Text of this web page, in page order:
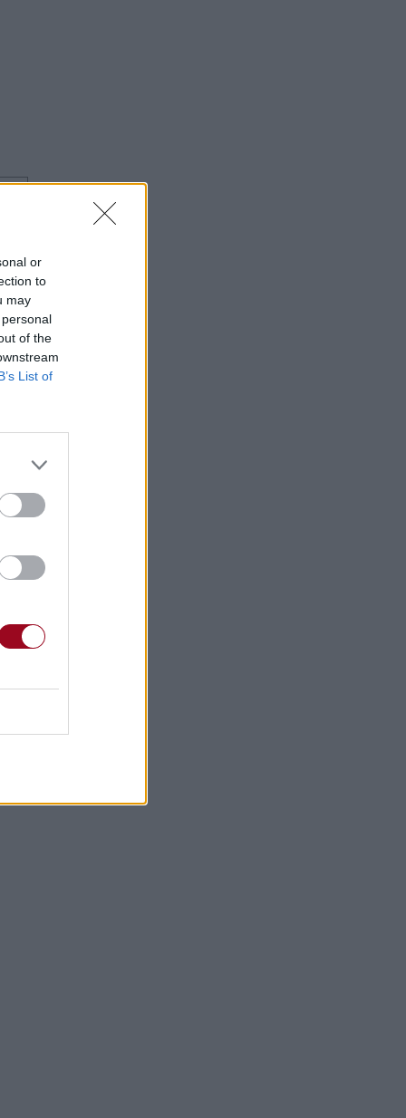
or
to
may
of the
List of